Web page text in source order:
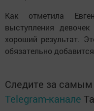
Как отметила
выступления
хороший результат.
обязательно
Следите за
Telegram-канале